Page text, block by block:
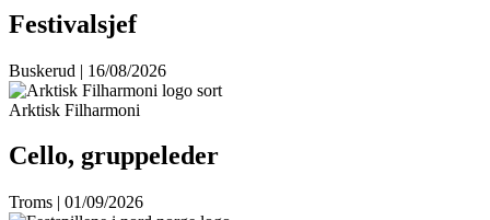
Festivalsjef
Buskerud | 16/08/2026
Arktisk Filharmoni
Cello, gruppeleder
Troms | 01/09/2026